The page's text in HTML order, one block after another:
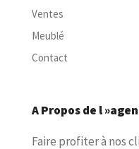
Ventes
Meublé
Contact
A Propos de l
Faire profiter à nos